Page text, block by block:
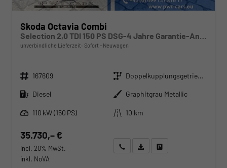
Skoda Octavia Combi
Selection 2,0 TDI 150 PS DSG-4 Jahre Garantie-Anhängerkupplung schwenkbar-PDC vorne und hinten-Sitzheizung-Smart Link-Sofort
unverbindliche Lieferzeit: Sofort Neuwagen
Fahrzeugnr. 167609 Getriebe
Doppelkupplungsgetriebe (DSG)
Kraftstoff Diesel Außenfarbe Graphitgrau Metallic
Leistung
110 kW (150 PS) Kilometerstand 10 km
35.730,– €
incl. 20% MwSt.
inkl. NoVA
Wir rufen Sie anAngebot drucken (PDF)